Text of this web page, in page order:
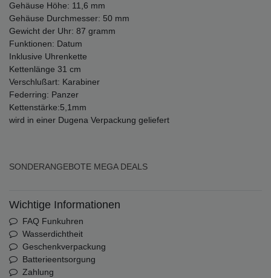
Gehäuse Höhe: 11,6 mm
Gehäuse Durchmesser: 50 mm
Gewicht der Uhr: 87 gramm
Funktionen: Datum
Inklusive Uhrenkette
Kettenlänge 31 cm
Verschlußart: Karabiner
Federring: Panzer
Kettenstärke:5,1mm
wird in einer Dugena Verpackung geliefert
SONDERANGEBOTE MEGA DEALS
Wichtige Informationen
FAQ Funkuhren
Wasserdichtheit
Geschenkverpackung
Batterieentsorgung
Zahlung